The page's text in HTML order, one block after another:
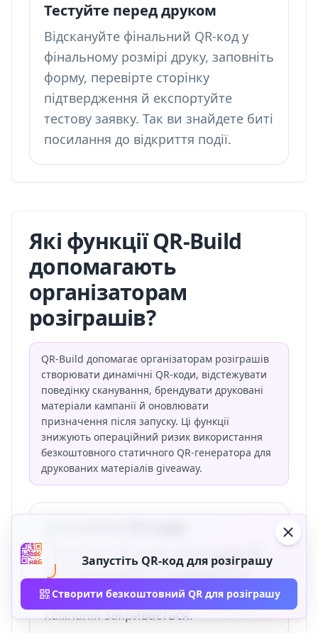
Тестуйте перед друком
Відскануйте фінальний QR-код у
фінальному розмірі друку, заповніть
форму, перевірте сторінку
підтвердження й експортуйте
тестову заявку. Так ви знайдете биті
посилання до відкриття події.
Які функції QR-Build
допомагають
організаторам
розіграшів?
QR-Build допомагає організаторам розіграшів
створювати динамічні QR-коди, відстежувати
поведінку сканування, брендувати друковані
матеріали кампанії й оновлювати
призначення після запуску. Ці функції
знижують операційний ризик використання
безкоштовного статичного QR-генератора для
друкованих матеріалів giveaway.
Редагуйте URL участі після друку й
перенаправляйте сканування на
оголошення переможця, коли
кампанія закривається.
Запустіть QR-код для розіграшу
Створити безкоштовний QR для розіграшу